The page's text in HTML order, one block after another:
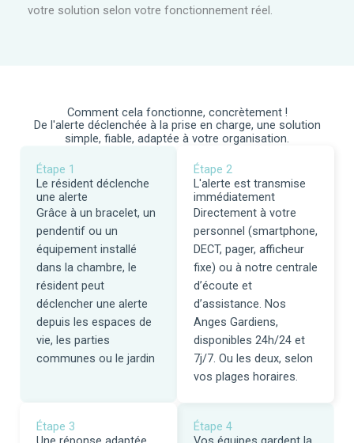
votre solution selon votre fonctionnement réel.
Comment cela fonctionne, concrètement !
De l'alerte déclenchée à la prise en charge, une solution
simple, fiable, adaptée à votre organisation.
Étape 1
Le résident déclenche
une alerte
Grâce à un bracelet, un
pendentif ou un
équipement installé
dans la chambre, le
résident peut
déclencher une alerte
depuis les espaces de
vie, les parties
communes ou le jardin
Étape 2
L'alerte est transmise
immédiatement
Directement à votre
personnel (smartphone,
DECT, pager, afficheur
fixe) ou à notre centrale
d’écoute et
d’assistance. Nos
Anges Gardiens,
disponibles 24h/24 et
7j/7. Ou les deux, selon
vos plages horaires.
Étape 3
Étape 4